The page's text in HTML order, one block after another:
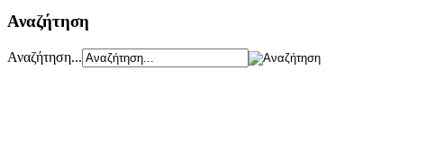
Αναζήτηση
Αναζήτηση...